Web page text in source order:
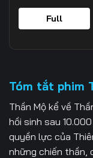
Full
Tóm tắt phim
Thần Mộ kể về
hồi sinh sau
quyền lực của
những chiến thần,